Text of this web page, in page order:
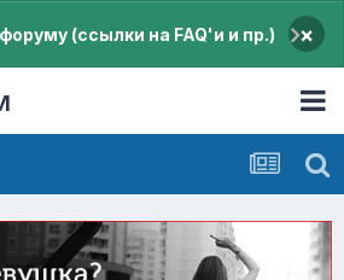
(ссылки на FAQ'и и пр.) ×